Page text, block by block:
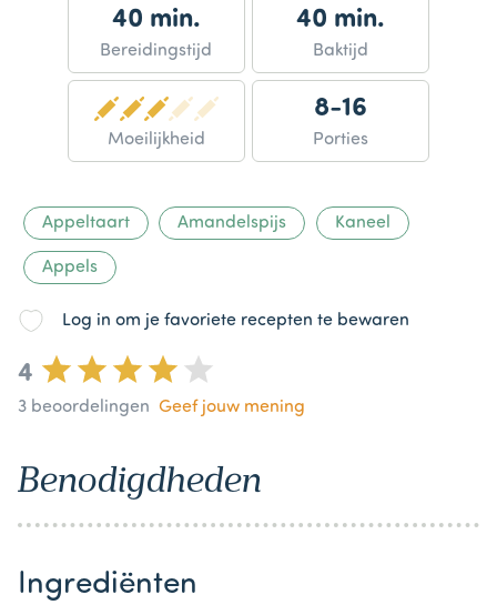
40 min.
Bereidingstijd
40 min.
Baktijd
Moeilijkheid
8-16
Porties
Appeltaart Amandelspijs Kaneel
Appels
Log in om je favoriete recepten te bewaren
4
3 beoordelingen Geef jouw mening
Benodigdheden
Ingrediënten